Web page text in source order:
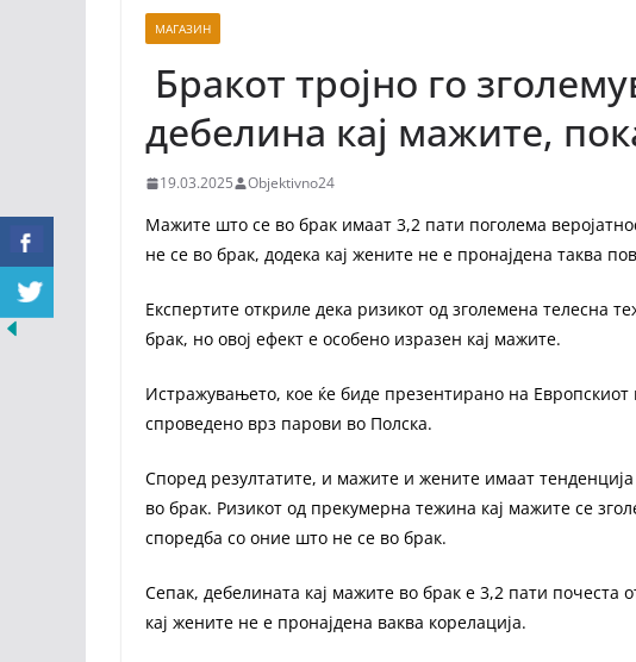
МАГАЗИН
Бракот тројно го
дебелина кај мажите,
19.03.2025 Objektivno24
Мажите што се во брак имаат 3,2 пати поголема
не се во брак, додека кај жените не е пронајдена таква
Експертите откриле дека ризикот од зголемена телесна
брак, но овој ефект е особено изразен кај мажите.
Истражувањето, кое ќе биде презентирано на
спроведено врз парови во Полска.
Според резултатите, и мажите и жените имаат
во брак. Ризикот од прекумерна тежина кај мажите се
споредба со оние што не се во брак.
Сепак, дебелината кај мажите во брак е 3,2 пати почеста
кај жените не е пронајдена ваква корелација.